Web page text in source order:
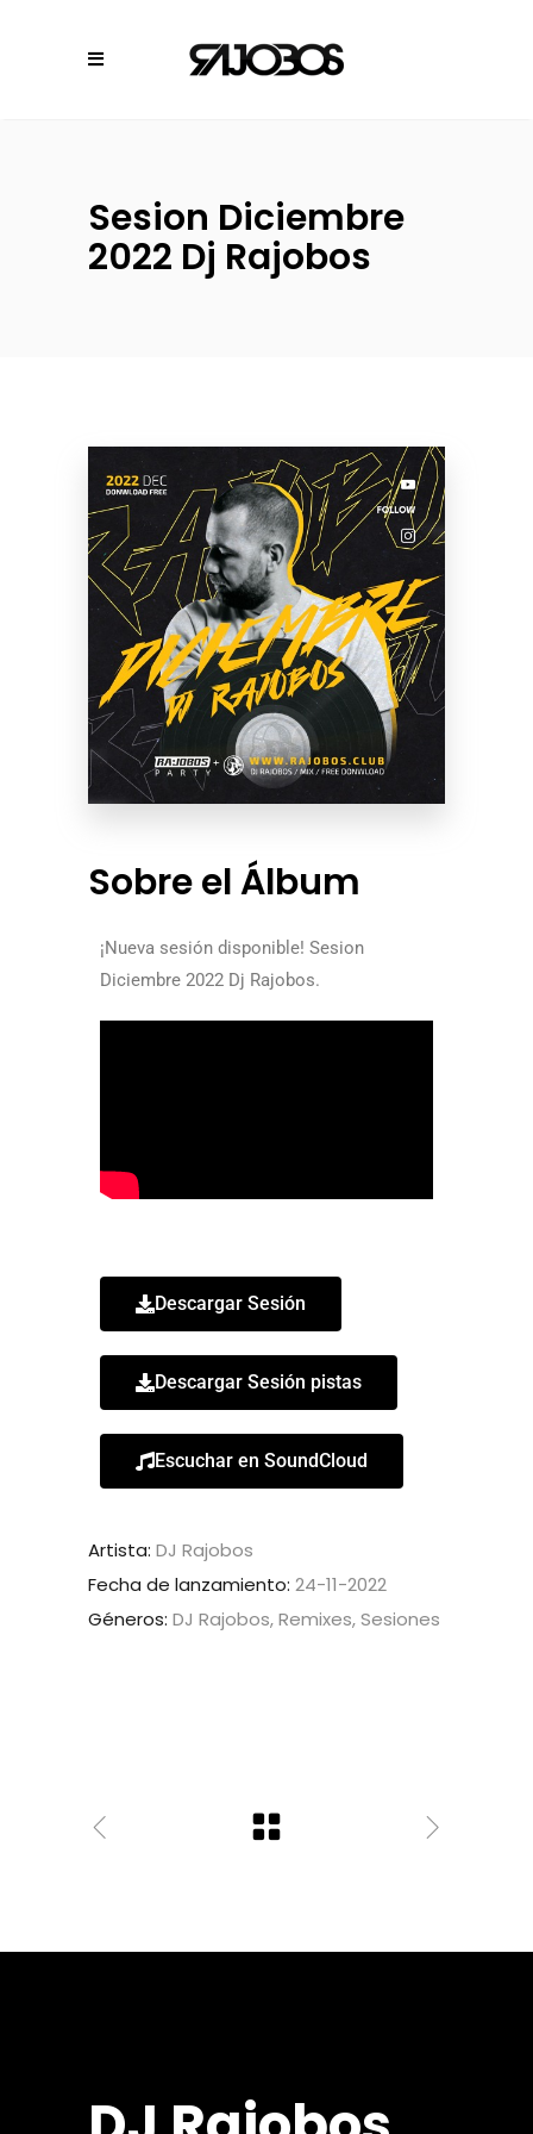
Sesion Diciembre
2022 Dj Rajobos
Sobre el Álbum
¡Nueva sesión disponible! Sesion
Diciembre 2022 Dj Rajobos.
Descargar Sesión
Descargar Sesión pistas
Escuchar en SoundCloud
Artista: DJ Rajobos
Fecha de lanzamiento: 24-11-2022
Géneros: DJ Rajobos, Remixes, Sesiones